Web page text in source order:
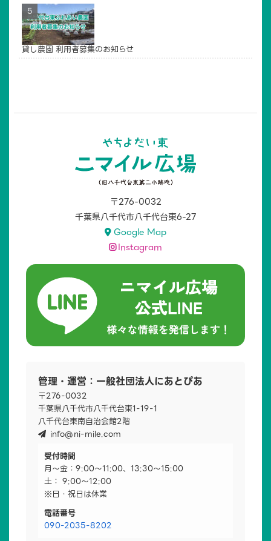
貸し農園 利用者募集のお知らせ
〒276-0032
千葉県八千代市八千代台東6-27
Google Map
Instagram
管理・運営：一般社団法人にあとぴあ
〒276-0032
千葉県八千代市八千代台東1-19-1
八千代台東南自治会館2階
info@ni-mile.com
受付時間
月～金：9:00～11:00、13:30～15:00
土： 9:00～12:00
※日・祝日は休業
電話番号
090-2035-8202